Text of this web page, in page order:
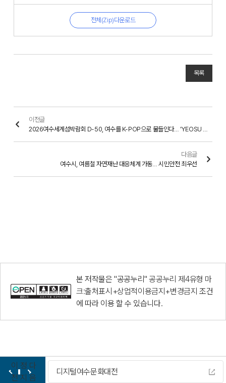
전체(Zip)다운로드
목록
이전글
다음글
여수시, 여름철 자연재난 대응체계 가동… 시민안전 최우선
본 저작물은 "공공누리"공공누리 제4유형 마
크:출처표시+상업적이용금지+변경금지 조건
에 따라 이용 할 수 있습니다.
이
전
정
지
다
음
디지털여수문화대전